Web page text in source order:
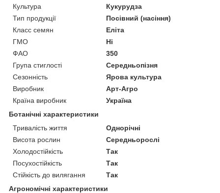
Культура
Кукурудза
Тип продукції
Посівний (насіння)
Класс семян
Еліта
ГМО
Ні
ФАО
350
Група стиглості
Середньопізня
Сезонність
Ярова культура
Виробник
Арт-Агро
Країна виробник
Україна
Ботанічні характеристики
Тривалість життя
Однорічні
Висота рослин
Середньорослі
Холодостійкість
Так
Посухостійкість
Так
Стійкість до вилягання
Так
Агрономічні характеристики